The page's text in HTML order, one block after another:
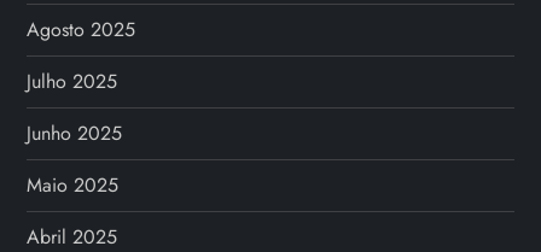
Agosto 2025
Julho 2025
Junho 2025
Maio 2025
Abril 2025